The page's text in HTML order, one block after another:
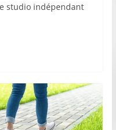
studio indépendant